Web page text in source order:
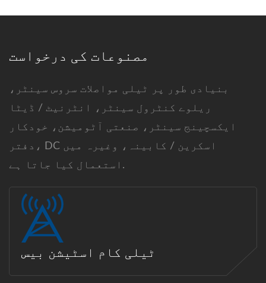
مصنوعات کی درخواست
بنیادی طور پر ٹیلی مواصلات سروس سینٹر،
ریلوے کنٹرول سینٹر، انٹرنیٹ / ڈیٹا
ایکسچینج سینٹر، صنعتی آٹومیشن، خودکار
دفتر، DC اسکرین / کابینہ، وغیرہ میں
استعمال کیا جاتا ہے.
ٹیلی کام اسٹیشن بیس